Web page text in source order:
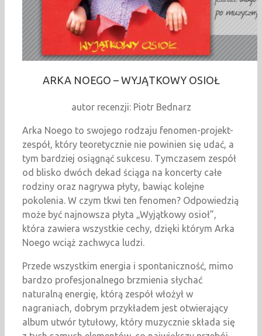
ARKA NOEGO – WYJĄTKOWY OSIOŁ
autor recenzji: Piotr Bednarz
Arka Noego to swojego rodzaju fenomen-projekt-
zespół, który teoretycznie nie powinien się udać, a
tym bardziej osiągnąć sukcesu. Tymczasem zespół
od blisko dwóch dekad ściąga na koncerty całe
rodziny oraz nagrywa płyty, bawiąc kolejne
pokolenia. W czym tkwi ten fenomen? Odpowiedzią
może być najnowsza płyta „Wyjątkowy osioł”,
która zawiera wszystkie cechy, dzięki którym Arka
Noego wciąż zachwyca ludzi.
Przede wszystkim energia i spontaniczność, mimo
bardzo profesjonalnego brzmienia słychać
naturalną energię, którą zespół włożył w
nagraniach, dobrym przykładem jest otwierający
album utwór tytułowy, który muzycznie składa się